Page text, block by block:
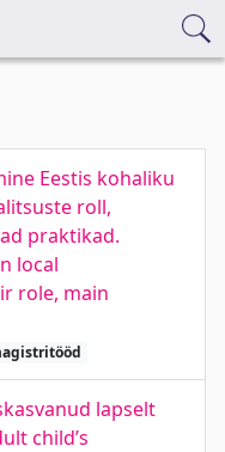
Eestis kohaliku
roll,
praktikad.
local
role, main
lapselt
child’s